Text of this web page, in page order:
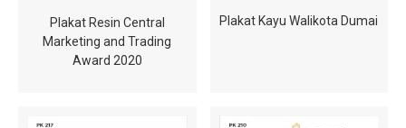
Plakat Resin Central
Marketing and Trading
Award 2020
Plakat Kayu Walikota Dumai